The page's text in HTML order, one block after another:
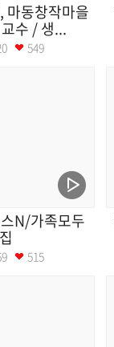
마동창작마을
수 / 생...
549
N/가족모두
515